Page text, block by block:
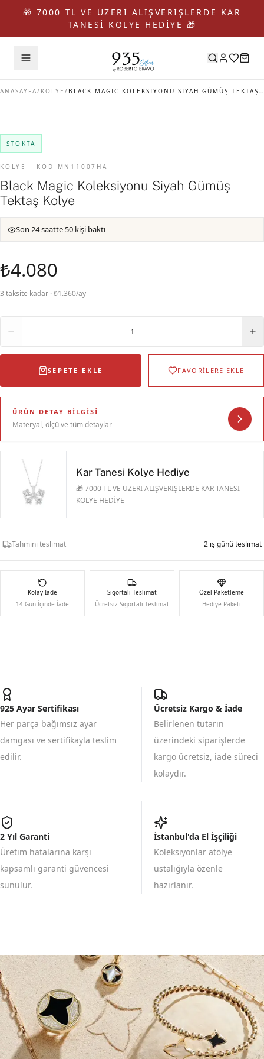
🎁 7000 TL VE ÜZERİ ALIŞVERİŞLERDE KAR
TANESİ KOLYE HEDİYE 🎁
ANASAYFA/ KOLYE / BLACK MAGIC KOLEKSIYONU SIYAH GÜMÜŞ TEKTAŞ KOLYE
STOKTA
KOLYE · KOD MN11007HA
Black Magic Koleksiyonu Siyah Gümüş
Tektaş Kolye
Son 24 saatte 50 kişi baktı
₺4.080
3 taksite kadar · ₺1.360/ay
1
SEPETE EKLE FAVORİLERE EKLE
ÜRÜN DETAY BILGISI
Materyal, ölçü ve tüm detaylar
Kar Tanesi Kolye Hediye
🎁 7000 TL VE ÜZERİ ALIŞVERİŞLERDE KAR TANESİ
KOLYE HEDİYE
Tahmini teslimat 2 iş günü teslimat
Kolay İade
14 Gün İçinde İade
Sigortalı Teslimat
Ücretsiz Sigortalı Teslimat
Özel Paketleme
Hediye Paketi
925 Ayar Sertifikası
Her parça bağımsız ayar
damgası ve sertifikayla teslim
edilir.
Ücretsiz Kargo & İade
Belirlenen tutarın
üzerindeki siparişlerde
kargo ücretsiz, iade süreci
kolaydır.
2 Yıl Garanti
Üretim hatalarına karşı
kapsamlı garanti güvencesi
sunulur.
İstanbul'da El İşçiliği
Koleksiyonlar atölye
ustalığıyla özenle
hazırlanır.